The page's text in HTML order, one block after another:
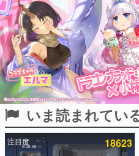
電ファミのいま読まれている記
アプリセール情報
インタビュー
連載・特集一覧
殿堂入り記事
SNS拡散数が数千以
ど。多くの人々に読
事をまとめました。
いま読まれてい
注目度 18623